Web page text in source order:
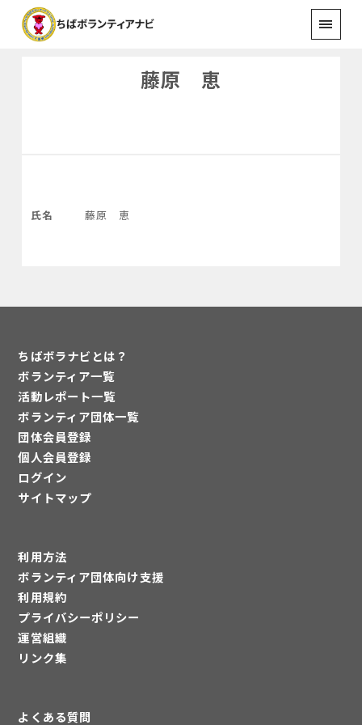
藤原 恵
氏名 藤原 恵
ちばボラナビとは？
ボランティア一覧
活動レポート一覧
ボランティア団体一覧
団体会員登録
個人会員登録
ログイン
サイトマップ
利用方法
ボランティア団体向け支援
利用規約
プライバシーポリシー
運営組織
リンク集
よくある質問